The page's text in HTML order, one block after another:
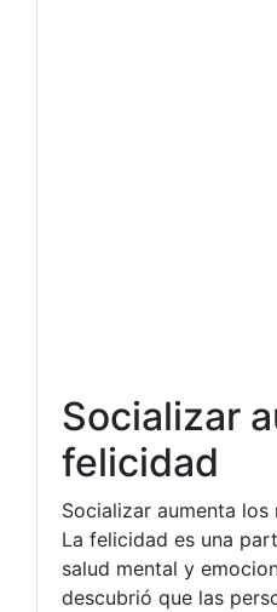
Socializar
felicidad
Socializar aumenta
La felicidad es una
salud mental y
descubrió que las